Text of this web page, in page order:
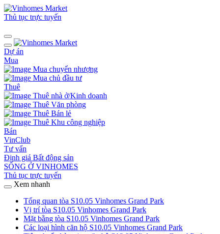
Thủ tục trực tuyến
Dự án
Mua
Mua chuyển nhượng
Mua chủ đầu tư
Thuê
Thuê nhà ở/Kinh doanh
Thuê Văn phòng
Thuê Bán lẻ
Thuê Khu công nghiệp
Bán
VinClub
Tư vấn
Định giá Bất động sản
SỐNG Ở VINHOMES
Thủ tục trực tuyến
Xem nhanh
Tổng quan tòa S10.05 Vinhomes Grand Park
Vị trí tòa S10.05 Vinhomes Grand Park
Mặt bằng tòa S10.05 Vinhomes Grand Park
Các loại hình căn hộ S10.05 Vinhomes Grand Park